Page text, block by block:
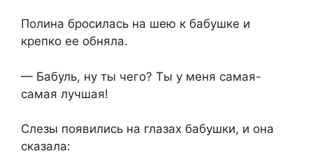
Полина бросилась на шею к бабушке и
крепко ее обняла.
— Бабуль, ну ты чего? Ты у меня самая-
самая лучшая!
Слезы появились на глазах бабушки, и она
сказала: